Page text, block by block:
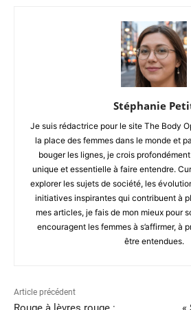
Stéphanie
Je suis rédactrice pour le site The Body
la place des femmes dans le monde et
bouger les lignes, je crois
unique et essentielle à faire entendre.
explorer les sujets de société, les
initiatives inspirantes qui contribuent à
mes articles, je fais de mon mieux pour
encouragent les femmes à s’affirmer, à
être entendues.
Article précédent